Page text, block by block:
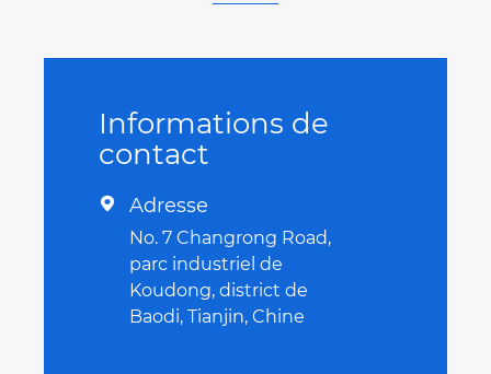
Informations de
contact
 Adresse
No. 7 Changrong Road,
parc industriel de
Koudong, district de
Baodi, Tianjin, Chine